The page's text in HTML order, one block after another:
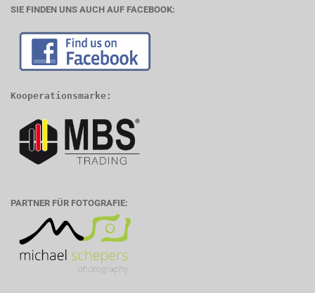
SIE FINDEN UNS AUCH AUF FACEBOOK:
Kooperationsmarke:
PARTNER FÜR FOTOGRAFIE: